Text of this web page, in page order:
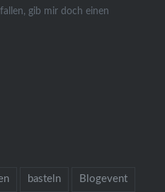
gib mir doch einen
basteln Blogevent